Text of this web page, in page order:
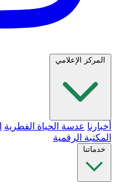
المركز الإعلامي
أخبارنا عدسة الحياة الفطرية
المكتبة الرقمية
خدماتنا